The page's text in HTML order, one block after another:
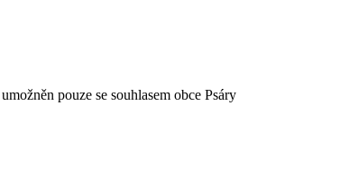
pouze se souhlasem obce Psáry